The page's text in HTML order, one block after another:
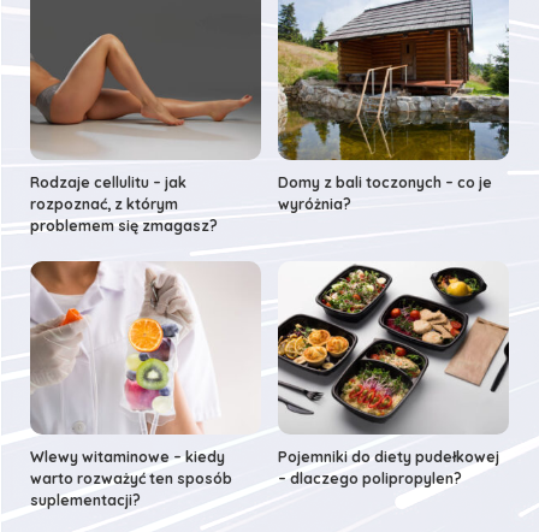
Rodzaje cellulitu – jak
rozpoznać, z którym
problemem się zmagasz?
Domy z bali toczonych – co je
wyróżnia?
Wlewy witaminowe – kiedy
warto rozważyć ten sposób
suplementacji?
Pojemniki do diety pudełkowej
– dlaczego polipropylen?